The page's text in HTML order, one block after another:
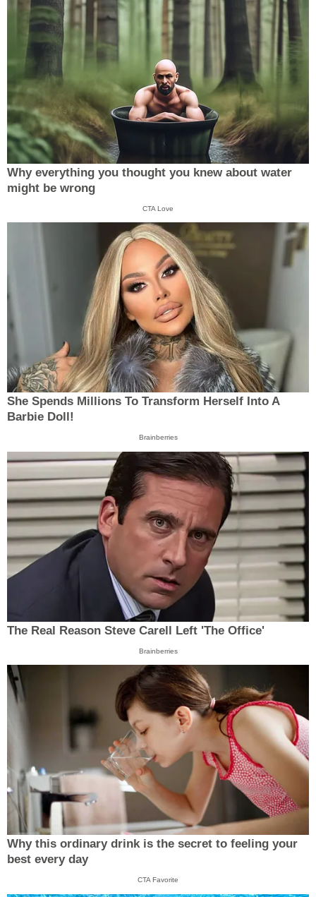
Why everything you thought you knew about water
might be wrong
CTA Love
She Spends Millions To Transform Herself Into A
Barbie Doll!
Brainberries
The Real Reason Steve Carell Left 'The Office'
Brainberries
Why this ordinary drink is the secret to feeling your
best every day
CTA Favorite